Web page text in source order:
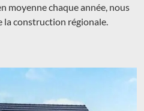
moyenne chaque année, nous
la construction régionale.